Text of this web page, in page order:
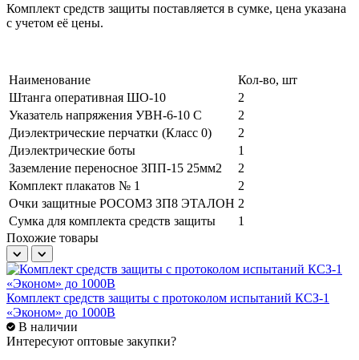
Комплект средств защиты поставляется в сумке, цена указана
с учетом её цены.
Наименование
Кол-во, шт
Штанга оперативная ШО-10
2
Указатель напряжения УВН-6-10 С
2
Диэлектрические перчатки (Класс 0)
2
Диэлектрические боты
1
Заземление переносное ЗПП-15 25мм2
2
Комплект плакатов № 1
2
Очки защитные РОСОМЗ ЗП8 ЭТАЛОН 2
Сумка для комплекта средств защиты
1
Похожие товары
Комплект средств защиты с протоколом испытаний КСЗ-1
«Эконом» до 1000В
В наличии
Интересуют оптовые закупки?